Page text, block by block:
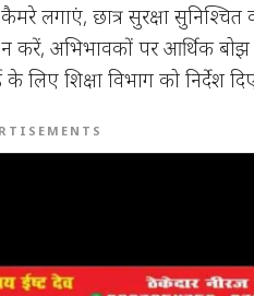
लगाएं, छात्र सुरक्षा सुनिश्चित
न करें, अभिभावकों पर आर्थिक
लिए शिक्षा विभाग को निर्देश